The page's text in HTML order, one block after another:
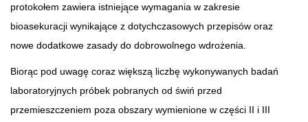
protokołem zawiera istniejące wymagania w zakresie
bioasekuracji wynikające z dotychczasowych przepisów oraz
nowe dodatkowe zasady do dobrowolnego wdrożenia.
Biorąc pod uwagę coraz większą liczbę wykonywanych badań
laboratoryjnych próbek pobranych od świń przed
przemieszczeniem poza obszary wymienione w części II i III